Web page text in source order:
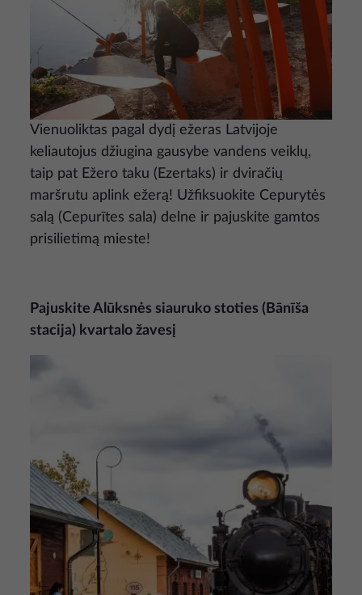
Vienuoliktas pagal dydį ežeras Latvijoje
keliautojus džiugina gausybe vandens veiklų,
taip pat Ežero taku (Ezertaks) ir dviračių
maršrutu aplink ežerą! Užfiksuokite Cepurytės
salą (Cepurītes sala) delne ir pajuskite gamtos
prisilietimą mieste!
Pajuskite Alūksnės siauruko stoties (Bānīša
stacija) kvartalo žavesį